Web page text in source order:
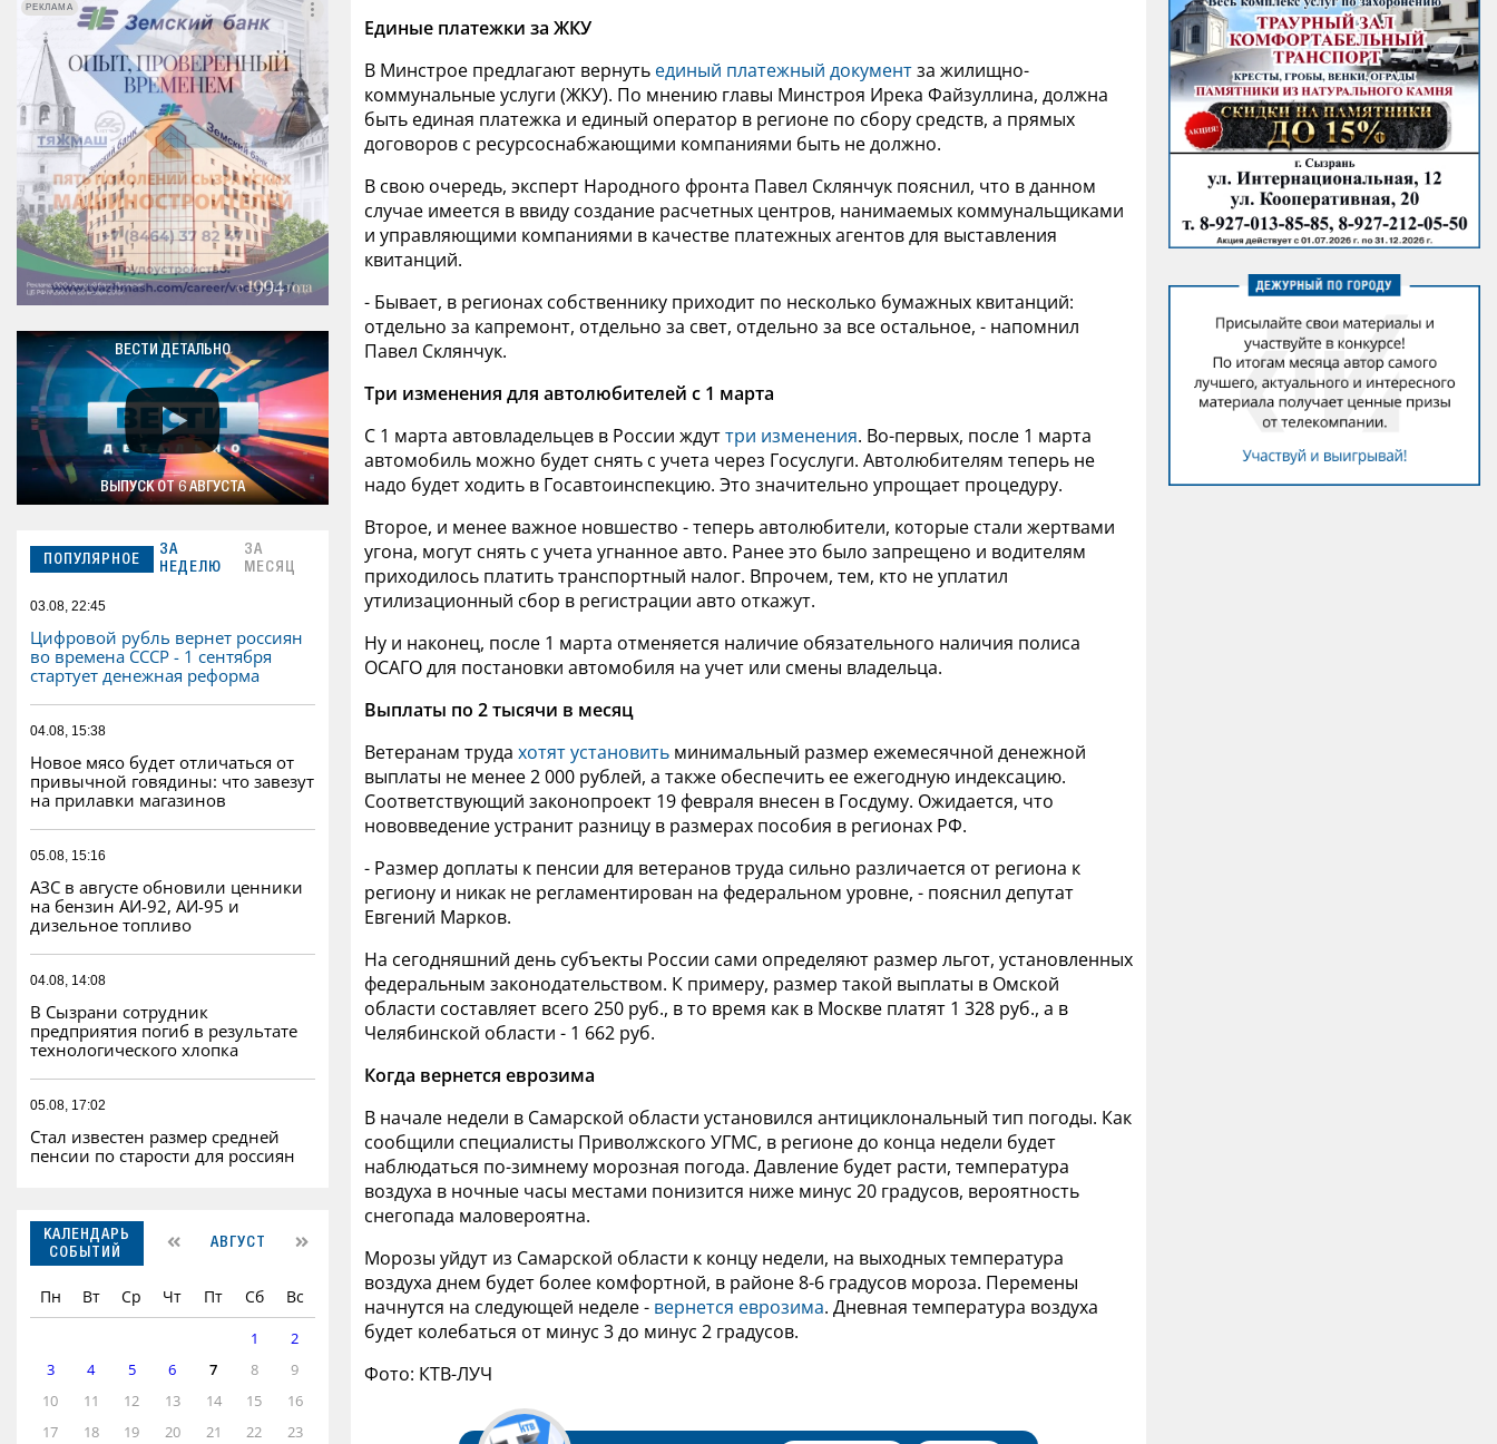
РЕКЛАМА
РЕКЛАМА
ВЕСТИ ДЕТАЛЬНО
ВЫПУСК ОТ 6 АВГУСТА
ПОПУЛЯРНОЕ
ЗА
НЕДЕЛЮ
ЗА
МЕСЯЦ
03.08, 22:45
Цифровой рубль вернет россиян
во времена СССР - 1 сентября
стартует денежная реформа
04.08, 15:38
Новое мясо будет отличаться от
привычной говядины: что завезут
на прилавки магазинов
05.08, 15:16
АЗС в августе обновили ценники
на бензин АИ-92, АИ-95 и
дизельное топливо
04.08, 14:08
В Сызрани сотрудник
предприятия погиб в результате
технологического хлопка
05.08, 17:02
Стал известен размер средней
пенсии по старости для россиян
КАЛЕНДАРЬ
СОБЫТИЙ
АВГУСТ
Пн Вт Ср Чт Пт Сб Вс
1
2
3
4 5 6 7 8
9
10
11 12 13 14 15
16
17
18 19 20 21 22 23
Единые платежки за ЖКУ
В Минстрое предлагают вернуть единый платежный документза жилищно-
коммунальные услуги (ЖКУ). По мнению главы Минстроя Ирека Файзуллина, должна
быть единая платежка и единый оператор в регионе по сбору средств, а прямых
договоров с ресурсоснабжающими компаниями быть не должно.
В свою очередь, эксперт Народного фронта Павел Склянчук пояснил, что в данном
случае имеется в ввиду создание расчетных центров, нанимаемых коммунальщиками
и управляющими компаниями в качестве платежных агентов для выставления
квитанций.
- Бывает, в регионах собственнику приходит по несколько бумажных квитанций:
отдельно за капремонт, отдельно за свет, отдельно за все остальное, - напомнил
Павел Склянчук.
Три изменения для автолюбителей с 1 марта
С 1 марта автовладельцев в России ждуттри изменения. Во-первых, после 1 марта
автомобиль можно будет снять с учета через Госуслуги. Автолюбителям теперь не
надо будет ходить в Госавтоинспекцию. Это значительно упрощает процедуру.
Второе, и менее важное новшество - теперь автолюбители, которые стали жертвами
угона, могут снять с учета угнанное авто. Ранее это было запрещено и водителям
приходилось платить транспортный налог. Впрочем, тем, кто не уплатил
утилизационный сбор в регистрации авто откажут.
Ну и наконец, после 1 марта отменяется наличие обязательного наличия полиса
ОСАГО для постановки автомобиля на учет или смены владельца.
Выплаты по 2 тысячи в месяц
Ветеранам труда хотят установить минимальный размер ежемесячной денежной
выплаты не менее 2 000 рублей, а также обеспечить ее ежегодную индексацию.
Соответствующий законопроект 19 февраля внесен в Госдуму. Ожидается, что
нововведение устранит разницу в размерах пособия в регионах РФ.
- Размер доплаты к пенсии для ветеранов труда сильно различается от региона к
региону и никак не регламентирован на федеральном уровне, - пояснил депутат
Евгений Марков.
На сегодняшний день субъекты России сами определяют размер льгот, установленных
федеральным законодательством. К примеру, размер такой выплаты в Омской
области составляет всего 250 руб., в то время как в Москве платят 1 328 руб., а в
Челябинской области - 1 662 руб.
Когда вернется еврозима
В начале недели в Самарской области установился антициклональный тип погоды. Как
сообщили специалисты Приволжского УГМС, в регионе до конца недели будет
наблюдаться по-зимнему морозная погода. Давление будет расти, температура
воздуха в ночные часы местами понизится ниже минус 20 градусов, вероятность
снегопада маловероятна.
Морозы уйдут из Самарской области к концу недели, на выходных температура
воздуха днем будет более комфортной, в районе 8-6 градусов мороза. Перемены
начнутся на следующей неделе - вернется еврозима. Дневная температура воздуха
будет колебаться от минус 3 до минус 2 градусов.
Фото: КТВ-ЛУЧ